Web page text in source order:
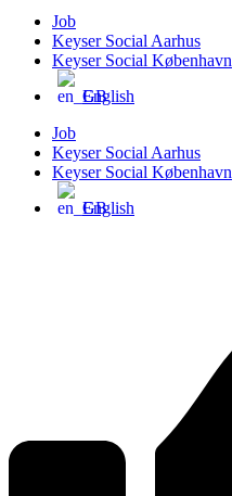
Job
Keyser Social Aarhus
Keyser Social København
English
Job
Keyser Social Aarhus
Keyser Social København
English